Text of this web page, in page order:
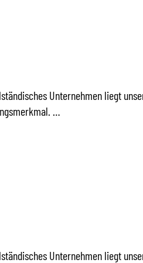
Unternehmen liegt
…
Unternehmen liegt